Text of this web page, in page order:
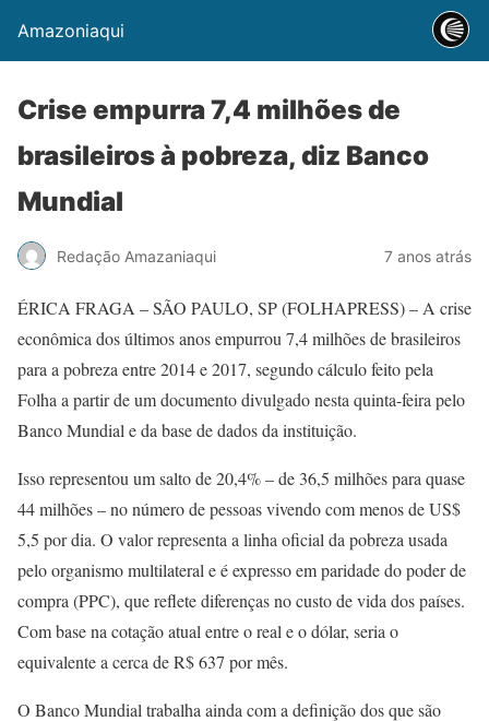
Amazoniaqui
Crise empurra 7,4 milhões de
brasileiros à pobreza, diz Banco
Mundial
Redação Amazaniaqui 7 anos atrás
ÉRICA FRAGA – SÃO PAULO, SP (FOLHAPRESS) – A crise
econômica dos últimos anos empurrou 7,4 milhões de brasileiros
para a pobreza entre 2014 e 2017, segundo cálculo feito pela
Folha a partir de um documento divulgado nesta quinta-feira pelo
Banco Mundial e da base de dados da instituição.
Isso representou um salto de 20,4% – de 36,5 milhões para quase
44 milhões – no número de pessoas vivendo com menos de US$
5,5 por dia. O valor representa a linha oficial da pobreza usada
pelo organismo multilateral e é expresso em paridade do poder de
compra (PPC), que reflete diferenças no custo de vida dos países.
Com base na cotação atual entre o real e o dólar, seria o
equivalente a cerca de R$ 637 por mês.
O Banco Mundial trabalha ainda com a definição dos que são